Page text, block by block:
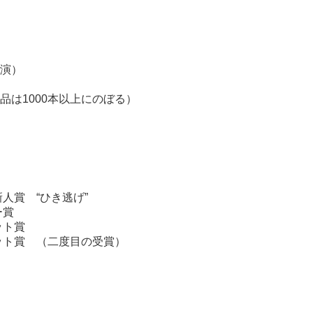
）
は1000本以上にのぼる）
賞 “ひき逃げ”
賞
賞 （二度目の受賞）